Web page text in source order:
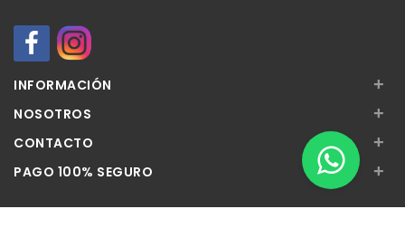
INFORMACIÓN +
NOSOTROS +
CONTACTO +
PAGO 100% SEGURO +